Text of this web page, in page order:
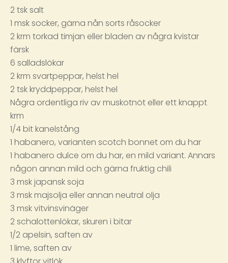
2 tsk salt
1 msk socker, gärna nån sorts råsocker
2 krm torkad timjan eller bladen av några kvistar
färsk
6 salladslökar
2 krm svartpeppar, helst hel
2 tsk kryddpeppar, helst hel
Några ordentliga riv av muskotnöt eller ett knappt
krm
1/4 bit kanelstång
1 habanero, varianten scotch bonnet om du har
1 habanero dulce om du har, en mild variant. Annars
någon annan mild och gärna fruktig chili
3 msk japansk soja
3 msk majsolja eller annan neutral olja
3 msk vitvinsvinäger
2 schalottenlökar, skuren i bitar
1/2 apelsin, saften av
1 lime, saften av